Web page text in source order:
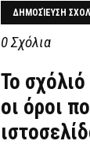
ΔΗΜΟΣΊΕΥΣΗ
0 Σχόλια
Το
οι όροι